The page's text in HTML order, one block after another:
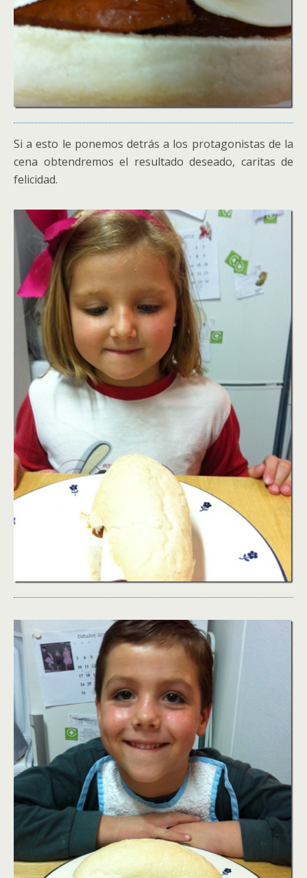
Si a esto le ponemos detrás a los protagonistas de la
cena obtendremos el resultado deseado, caritas de
felicidad.